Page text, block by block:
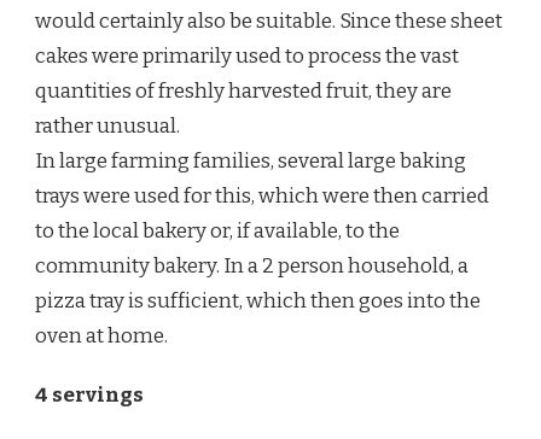
would certainly also be suitable. Since these sheet
cakes were primarily used to process the vast
quantities of freshly harvested fruit, they are
rather unusual.
In large farming families, several large baking
trays were used for this, which were then carried
to the local bakery or, if available, to the
community bakery. In a 2 person household, a
pizza tray is sufficient, which then goes into the
oven at home.
4 servings